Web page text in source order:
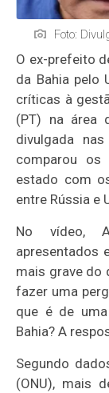
Foto:
O ex-prefeito
da Bahia pelo
críticas à
(PT) na área
divulgada
comparou os
estado com
entre Rússia e
No vídeo,
apresentados
mais grave do
fazer uma
que é de
Bahia? A
Segundo
(ONU), mais